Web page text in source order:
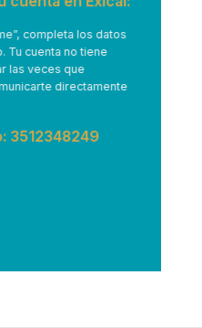
, completa los datos
Tu cuenta no tiene
las veces que
directamente
3512348249